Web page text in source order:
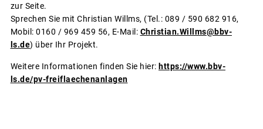
zur Seite.
Sprechen Sie mit Christian Willms, (Tel.: 089 / 590 682 916,
Mobil: 0160 / 969 459 56, E-Mail: Christian.Willms@bbv-
ls.de) über Ihr Projekt.
Weitere Informationen finden Sie hier: https://www.bbv-
ls.de/pv-freiflaechenanlagen